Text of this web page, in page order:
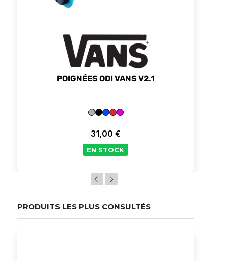
POIGNÉES ODI VANS V2.1
Prix
31,00 €
EN STOCK
PRODUITS LES PLUS CONSULTÉS